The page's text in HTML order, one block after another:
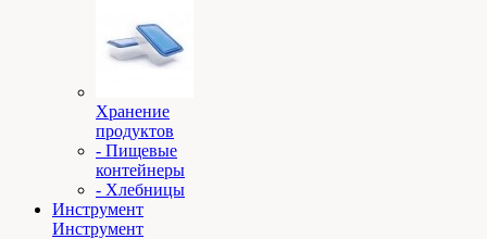
Хранение
продуктов
- Пищевые
контейнеры
- Хлебницы
Инструмент
Инструмент